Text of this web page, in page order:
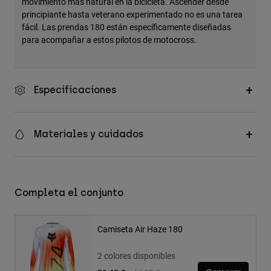
principiante hasta veterano experimentado no es una tarea
fácil. Las prendas 180 están específicamente diseñadas
para acompañar a estos pilotos de motocross.
Especificaciones
Materiales y cuidados
Completa el conjunto
Camiseta Air Haze 180
2 colores disponibles